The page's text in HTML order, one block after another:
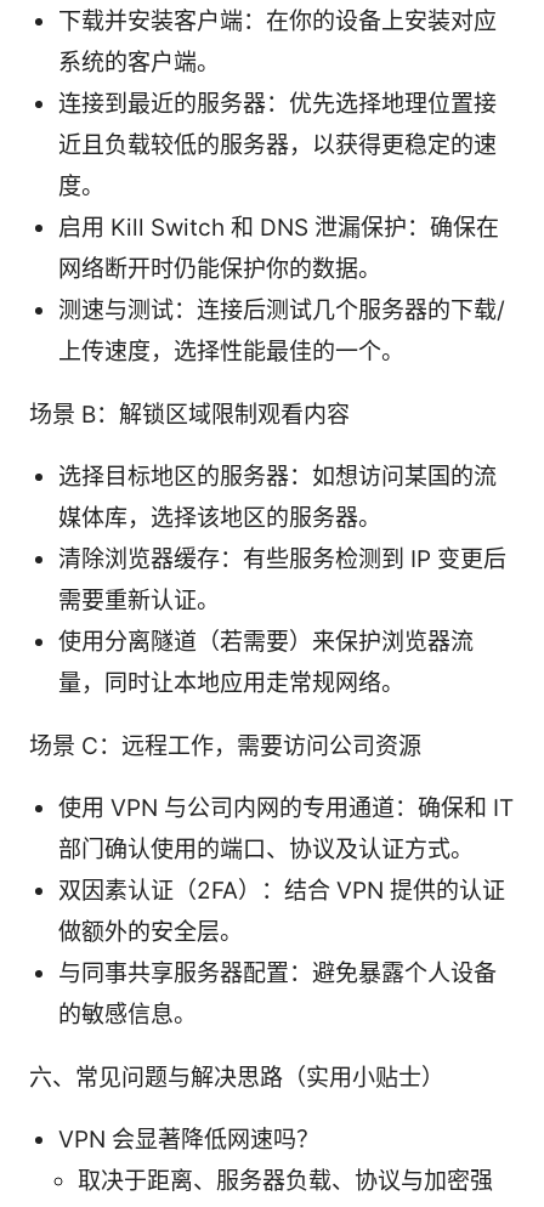
下载并安装客户端：在你的设备上安装对应
系统的客户端。
连接到最近的服务器：优先选择地理位置接
近且负载较低的服务器，以获得更稳定的速
度。
启用 Kill Switch 和 DNS 泄漏保护：确保在
网络断开时仍能保护你的数据。
测速与测试：连接后测试几个服务器的下载/
上传速度，选择性能最佳的一个。
场景 B：解锁区域限制观看内容
选择目标地区的服务器：如想访问某国的流
媒体库，选择该地区的服务器。
清除浏览器缓存：有些服务检测到 IP 变更后
需要重新认证。
使用分离隧道（若需要）来保护浏览器流
量，同时让本地应用走常规网络。
场景 C：远程工作，需要访问公司资源
使用 VPN 与公司内网的专用通道：确保和 IT
部门确认使用的端口、协议及认证方式。
双因素认证（2FA）：结合 VPN 提供的认证
做额外的安全层。
与同事共享服务器配置：避免暴露个人设备
的敏感信息。
六、常见问题与解决思路（实用小贴士）
VPN 会显著降低网速吗？
取决于距离、服务器负载、协议与加密强